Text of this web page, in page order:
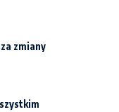
zmiany